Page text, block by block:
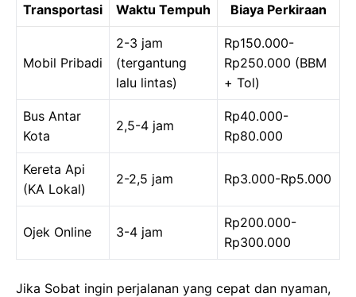
Transportasi Waktu Tempuh Biaya Perkiraan
Mobil Pribadi
2-3 jam
(tergantung
lalu lintas)
Rp150.000-
Rp250.000 (BBM
+ Tol)
Bus Antar
Kota
2,5-4 jam
Rp40.000-
Rp80.000
Kereta Api
(KA Lokal)
2-2,5 jam Rp3.000-Rp5.000
Ojek Online 3-4 jam
Rp200.000-
Rp300.000
Jika Sobat ingin perjalanan yang cepat dan nyaman,